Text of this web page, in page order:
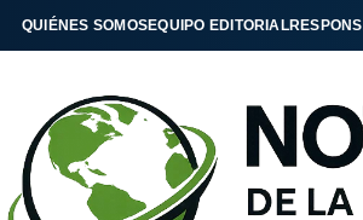
QUIÉNES SOMOSEQUIPO EDITORIAL